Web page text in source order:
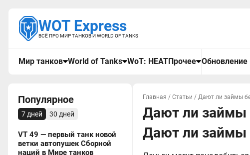
WOT Express
ВСЁ ПРО МИР ТАНКОВ И WORLD OF TANKS
Мир танков World of Tanks WoT: HEATПрочее Обновление
Популярное
7 дней 30 дней
VT 49 — первый танк новой
ветки автопушек Сборной
наций в Мире танков
Главная / Статьи / Дают ли займы
Дают ли займы
Дают ли займы